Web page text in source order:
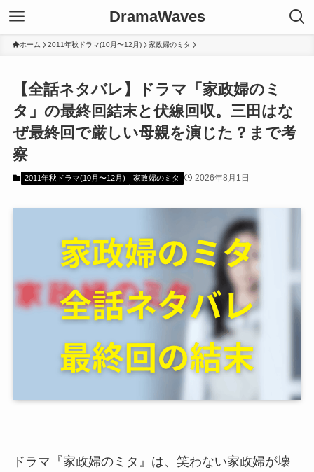
DramaWaves
ホーム 2011年秋ドラマ(10月〜12月) 家政婦のミタ
【全話ネタバレ】ドラマ「家政婦のミ
タ」の最終回結末と伏線回収。三田はな
ぜ最終回で厳しい母親を演じた？まで考
察
2011年秋ドラマ(10月〜12月) 家政婦のミタ 2026年8月1日
ドラマ『家政婦のミタ』は、笑わない家政婦が壊